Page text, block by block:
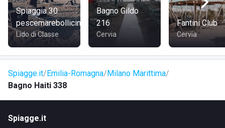
tanti locali, ristoranti e una serie di interessanti attrazioni
turistiche da visitare.
La nota meta turistica Milano Marittima dista invece circa 5
minuti d'auto dallo stabilimento, al quale è possibile
arrivare percorrendo prima viale Due Giugno e poi viale
Matteotti.
Spiaggia 30
pescemarebollicine
Lido di Classe
Bagno Gildo
216
Cervia
Fantini Club
Cervia
Spiagge.it Emilia-Romagna Milano Marittima
Bagno Haiti 338
Spiagge.it